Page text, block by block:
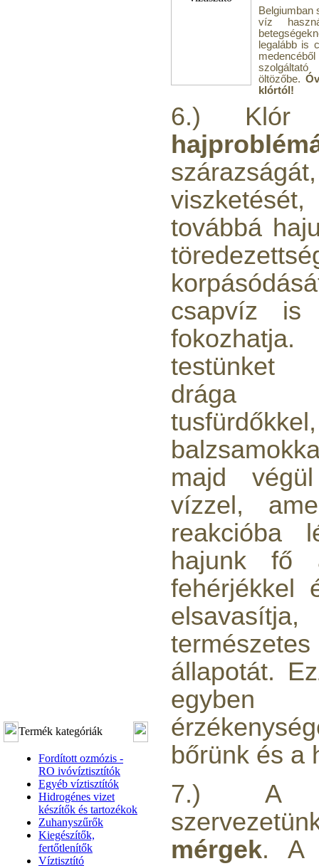
Termék kategóriák
Fordított ozmózis -
RO ivóvíztisztítók
Egyéb víztisztítók
Hidrogénes vizet
készítők és tartozékok
Zuhanyszűrők
Kiegészítők,
fertőtlenítők
Víztisztító
Belgiumban
víz
legalább is
öltözőbe.
klórtól!
6.)
továbbá
csapvíz is
testünket
drága
majd
vízzel,
reakcióba
hajunk fő
fehérjékkel
állapotát.
bőrünk és a
7.) A
mérgek. A